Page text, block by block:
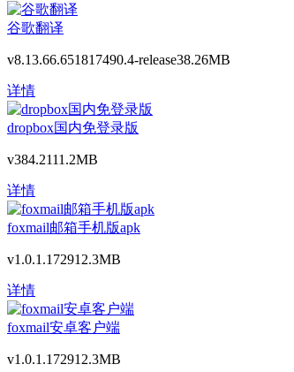
谷歌翻译
v8.13.66.651817490.4-release38.26MB
详情
dropbox国内免登录版
v384.2111.2MB
详情
foxmail邮箱手机版apk
v1.0.1.172912.3MB
详情
foxmail安卓客户端
v1.0.1.172912.3MB